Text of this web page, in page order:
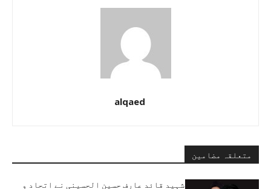
alqaed
متعلقہ مضامین
شہید قائد عارف حسین الحسینی نے اتحاد و